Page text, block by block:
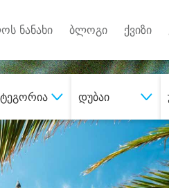
ნანახი ბლოგი ქვიზი
დუბაი